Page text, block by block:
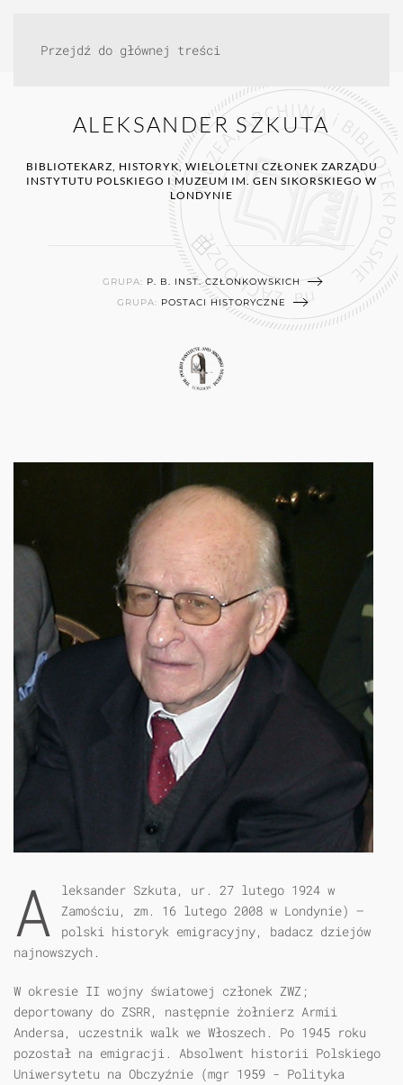
Przejdź do głównej treści
ALEKSANDER SZKUTA
BIBLIOTEKARZ, HISTORYK, WIELOLETNI CZŁONEK ZARZĄDU
INSTYTUTU POLSKIEGO I MUZEUM IM. GEN SIKORSKIEGO W
LONDYNIE
GRUPA: P. B. INST. CZŁONKOWSKICH
GRUPA: POSTACI HISTORYCZNE
A
leksander Szkuta, ur. 27 lutego 1924 w
Zamościu, zm. 16 lutego 2008 w Londynie) –
polski historyk emigracyjny, badacz dziejów
najnowszych.
W okresie II wojny światowej członek ZWZ;
deportowany do ZSRR, następnie żołnierz Armii
Andersa, uczestnik walk we Włoszech. Po 1945 roku
pozostał na emigracji. Absolwent historii Polskiego
Uniwersytetu na Obczyźnie (mgr 1959 - Polityka